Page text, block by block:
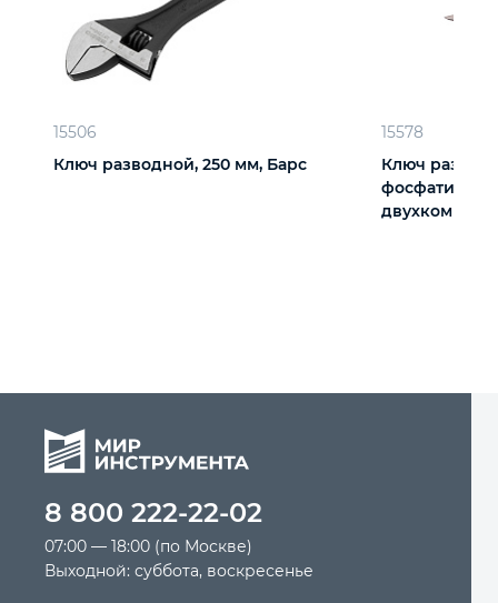
15506
Ключ разводной, 250 мм, Барс
15578
Ключ
8 800 222-22-02
07:00 — 18:00 (по Москве)
Выходной: суббота, воскресенье